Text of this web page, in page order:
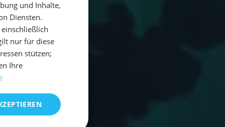
und Inhalte,
Diensten.
nur für diese
stützen;
Ihre